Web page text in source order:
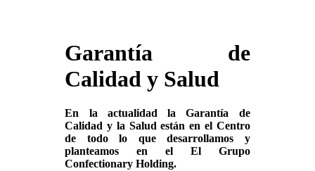
Garantía de
Calidad y Salud
En la actualidad la Garantía de
Calidad y la Salud están en el Centro
de todo lo que desarrollamos y
planteamos en el El Grupo
Confectionary Holding.